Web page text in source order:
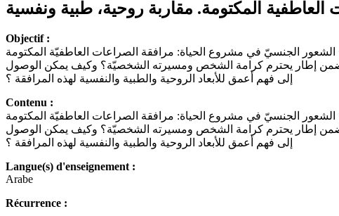
Objectif :
الشعور الجنسيّ في مشروع الحياة: مرافقة الصراعات العاطفيّة المكتومة
وضمن إطار يحترم كرامة الشخص ومسيرته الشخصيّة؟ وكيف يمكن الوصول
إلى فهم أعمق للأبعاد الروحية والطبية والنفسية لهذه المرافقة ؟
Contenu :
الشعور الجنسيّ في مشروع الحياة: مرافقة الصراعات العاطفيّة المكتومة
وضمن إطار يحترم كرامة الشخص ومسيرته الشخصيّة؟ وكيف يمكن الوصول
إلى فهم أعمق للأبعاد الروحية والطبية والنفسية لهذه المرافقة ؟
Langue(s) d'enseignement :
Arabe
Récurrence :